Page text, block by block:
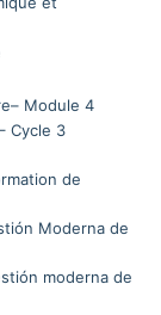
Module 4
Cycle 3
de
Moderna de
moderna de